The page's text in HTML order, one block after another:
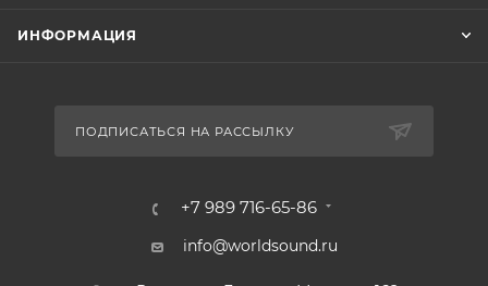
ИНФОРМАЦИЯ
ПОДПИСАТЬСЯ НА РАССЫЛКУ
+7 989 716-65-86
info@worldsound.ru